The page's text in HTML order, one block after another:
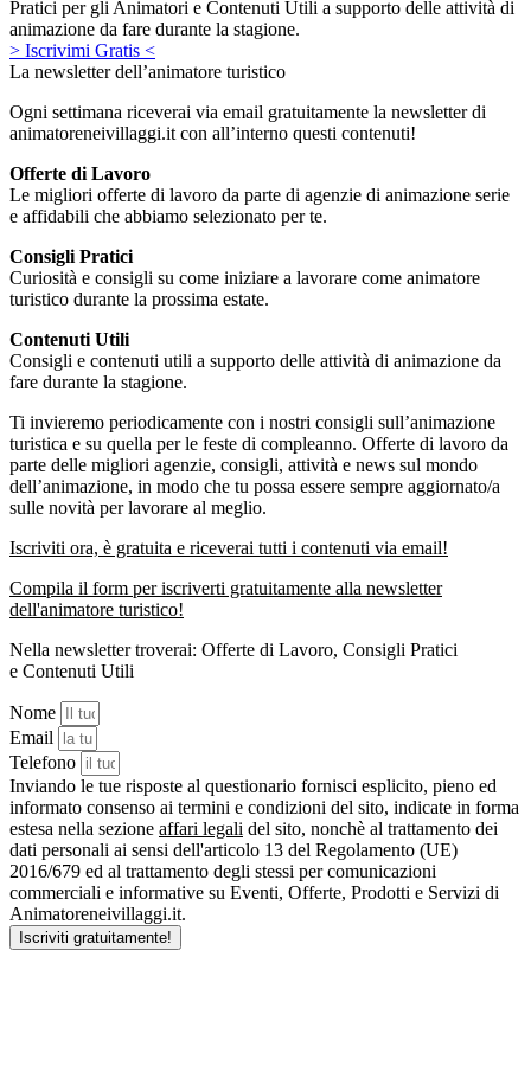
Pratici per gli Animatori e Contenuti Utili a supporto delle attività di
animazione da fare durante la stagione.
> Iscrivimi Gratis <
La newsletter dell’animatore turistico
Ogni settimana riceverai via email gratuitamente la newsletter di
animatoreneivillaggi.it con all’interno questi contenuti!
Offerte di Lavoro
Le migliori offerte di lavoro da parte di agenzie di animazione serie
e affidabili che abbiamo selezionato per te.
Consigli Pratici
Curiosità e consigli su come iniziare a lavorare come animatore
turistico durante la prossima estate.
Contenuti Utili
Consigli e contenuti utili a supporto delle attività di animazione da
fare durante la stagione.
Ti invieremo periodicamente con i nostri consigli sull’animazione
turistica e su quella per le feste di compleanno. Offerte di lavoro da
parte delle migliori agenzie, consigli, attività e news sul mondo
dell’animazione, in modo che tu possa essere sempre aggiornato/a
sulle novità per lavorare al meglio.
Iscriviti ora, è gratuita e riceverai tutti i contenuti via email!
Compila il form per iscriverti gratuitamente alla newsletter
dell'animatore turistico!
Nella newsletter troverai: Offerte di Lavoro, Consigli Pratici
e Contenuti Utili
Nome
Email
Telefono
Inviando le tue risposte al questionario fornisci esplicito, pieno ed
informato consenso ai termini e condizioni del sito, indicate in forma
estesa nella sezione affari legali del sito, nonchè al trattamento dei
dati personali ai sensi dell'articolo 13 del Regolamento (UE)
2016/679 ed al trattamento degli stessi per comunicazioni
commerciali e informative su Eventi, Offerte, Prodotti e Servizi di
Animatoreneivillaggi.it.
Iscriviti gratuitamente!